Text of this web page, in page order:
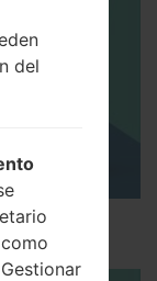
para LG!
del